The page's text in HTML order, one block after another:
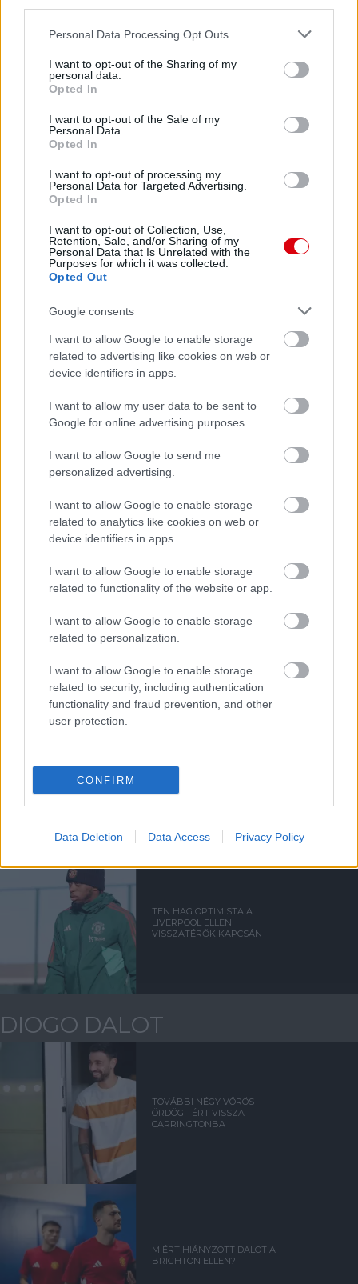
Please note that this website/app uses one or more Google
not limited to your visit or usage behaviour. You may click to
grant or deny consent to Google and its third-party tags to
use your data for below specified purposes in below Google
consent section.
Personal Data Processing Opt Outs
I want to opt-out of the Sharing of my
personal data.
Opted In
I want to opt-out of the Sale of my
Personal Data.
Opted In
I want to opt-out of processing my
Personal Data for Targeted Advertising.
Opted In
I want to opt-out of Collection, Use,
Retention, Sale, and/or Sharing of my
Personal Data that Is Unrelated with the
Purposes for which it was collected.
Opted Out
Google consents
I want to allow Google to enable storage
related to advertising like cookies on web or
device identifiers in apps.
I want to allow my user data to be sent to
Google for online advertising purposes.
I want to allow Google to send me
personalized advertising.
I want to allow Google to enable storage
related to analytics like cookies on web or
device identifiers in apps.
I want to allow Google to enable storage
related to functionality of the website or app.
I want to allow Google to enable storage
related to personalization.
I want to allow Google to enable storage
related to security, including authentication
functionality and fraud prevention, and other
user protection.
CONFIRM
Data Deletion Data Access Privacy Policy
Leeds Unitedvs Manchester United2026-08-12 20:30
AC MilanvsManchester United2026-08-15 18:00
Támogatás
a ManUtdFanatics.hu működését!
Kapcsolódó hírek
AARON WAN-BISSAKA
TÁVOZOTT
MANCHESTER UNITED 0 - 3
LIVERPOOL
TEN HAG OPTIMISTA A
LIVERPOOL ELLEN
VISSZATÉRŐK KAPCSÁN
DIOGO DALOT
TOVÁBBI NÉGY VÖRÖS
ÖRDÖG TÉRT VISSZA
CARRINGTONBA
MIÉRT HIÁNYZOTT DALOT A
BRIGHTON ELLEN?